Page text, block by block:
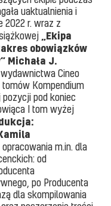
uaktualnienia i
2022 r. wraz z
„Ekipa
obowiązków
Michała J.
Cineo
Kompendium
pod koniec
I tom wyżej
opracowania m.in. dla
od
po Producenta
dla skompilowania